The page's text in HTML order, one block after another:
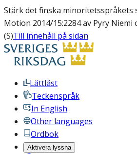
Stärk det finska minoritetsspråkets
Motion 2014/15:2284 av Pyry Niemi
(S)Till innehåll på sidan
Lättläst
Teckenspråk
In English
Other languages
Ordbok
Aktivera lyssna